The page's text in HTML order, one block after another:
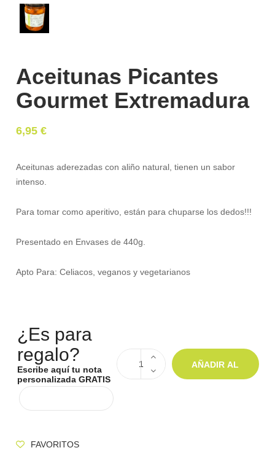
Aceitunas Picantes
Gourmet Extremadura
6,95€
Aceitunas aderezadas con aliño natural, tienen un sabor
intenso.
Para tomar como aperitivo, están para chuparse los dedos!!!
Presentado en Envases de 440g.
Apto Para: Celiacos, veganos y vegetarianos
¿Es para
regalo?
Escribe aquí tu nota
personalizada GRATIS
AÑADIR AL
FAVORITOS